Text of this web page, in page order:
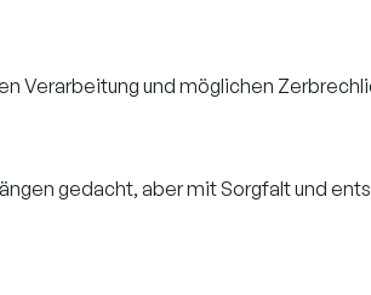
Verarbeitung und möglichen
gedacht, aber mit Sorgfalt und